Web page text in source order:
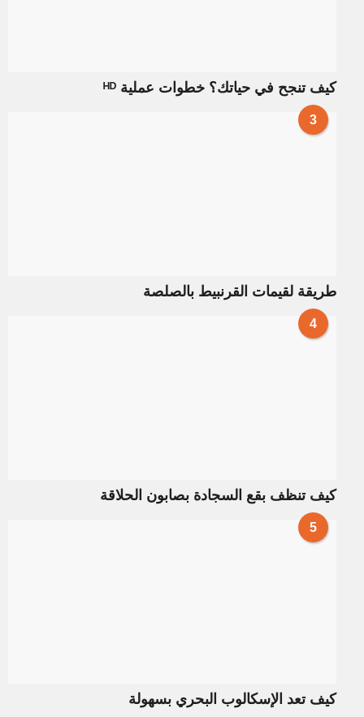
كيف تنجح في حياتك؟ خطوات عملية ᴴᴰ
3
طريقة لقيمات القرنبيط بالصلصة
4
كيف تنظف بقع السجادة بصابون الحلاقة
5
كيف تعد الإسكالوب البحري بسهولة